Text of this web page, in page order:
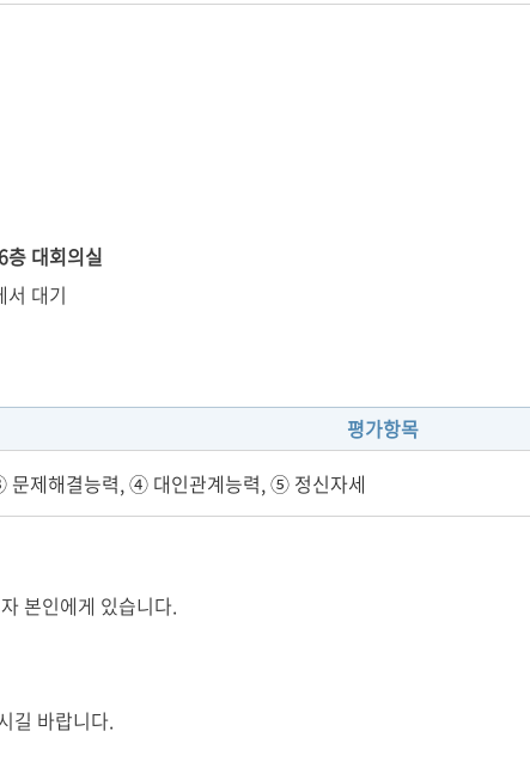
층 대회의실
대기
평가항목
제해결능력, ➃ 대인관계능력, ➄ 정신자세
본인에게 있습니다.
길 바랍니다.